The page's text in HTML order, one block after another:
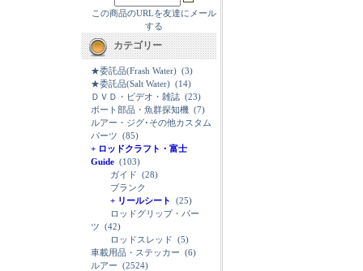
この商品のURLを友達にメール
する
カテゴリー
★委託品(Frash Water) (3)
★委託品(Salt Water) (14)
ＤＶＤ・ビデオ・雑誌 (23)
ボート部品・魚群探知機 (7)
ルアー・ジグ･その他カスタム
パーツ (85)
+ ロッドクラフト・富士
Guide (103)
ガイド (28)
ブランク
+ リールシート
(25)
ロッドグリップ・パー
ツ (42)
ロッドスレッド (5)
車載用品・ステッカー (6)
ルアー (2524)